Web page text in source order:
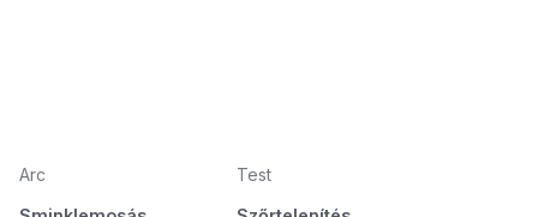
Arc
Test